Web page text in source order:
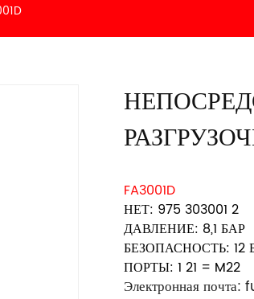
FA3001D
НЕТ: 975 303001 2
ДАВЛЕНИЕ: 8,1 БАР
БЕЗОПАСНОСТЬ: 12
ПОРТЫ: 1 21 = M22
Электронная почта: